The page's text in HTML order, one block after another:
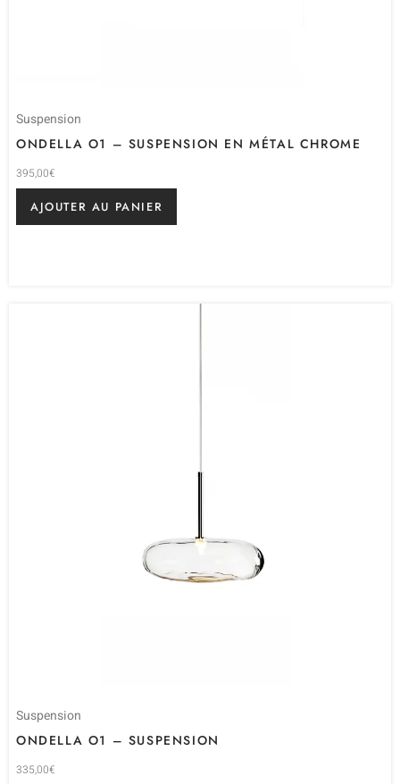
Suspension
ONDELLA O1 – SUSPENSION EN MÉTAL CHROME
395,00€
AJOUTER AU PANIER
Suspension
ONDELLA O1 – SUSPENSION
335,00€